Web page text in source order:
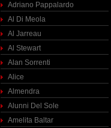
Adriano Pappalardo
Al Di Meola
Al Jarreau
Al Stewart
Alan Sorrenti
Alice
Almendra
Alunni Del Sole
Amelita Baltar